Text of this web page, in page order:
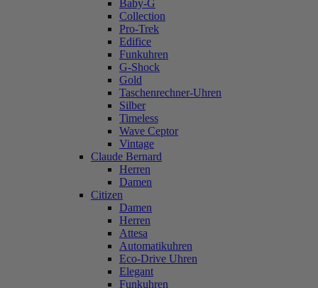
Baby-G
Collection
Pro-Trek
Edifice
Funkuhren
G-Shock
Gold
Taschenrechner-Uhren
Silber
Timeless
Wave Ceptor
Vintage
Claude Bernard
Herren
Damen
Citizen
Damen
Herren
Attesa
Automatikuhren
Eco-Drive Uhren
Elegant
Funkuhren